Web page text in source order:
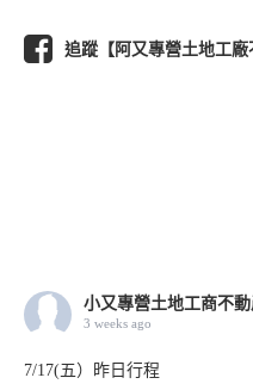
追蹤【阿又專營土地工
小又專營土地工商不
3 weeks ago
7/17(五）昨日行程